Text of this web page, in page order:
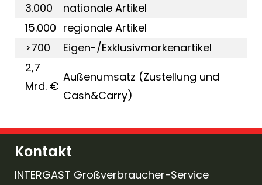
3.000
nationale Artikel
15.000 regionale Artikel
>700
Eigen-/Exklusivmarkenartikel
2,7
Mrd. €
Außenumsatz (Zustellung und
Cash&Carry)
Kontakt
INTERGAST Großverbraucher-Service